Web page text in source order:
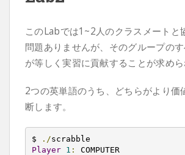
このLabでは1~2人のクラスメートと
問題ありませんが、そのグループの
が等しく実習に貢献することが求めら
2つの英単語のうち、どちらがより価
断します。
$ ./
Player
1 :
COMPUTER